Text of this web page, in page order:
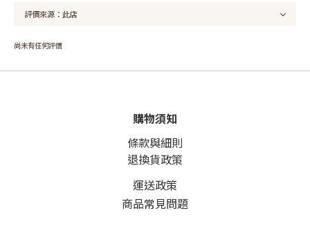
尚未有任何評價
購物須知
條款與細則
退換貨政策
運送政策
商品常見問題